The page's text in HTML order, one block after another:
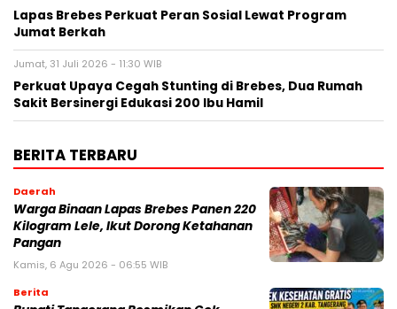
Lapas Brebes Perkuat Peran Sosial Lewat Program
Jumat Berkah
Jumat, 31 Juli 2026 - 11:30 WIB
Perkuat Upaya Cegah Stunting di Brebes, Dua Rumah
Sakit Bersinergi Edukasi 200 Ibu Hamil
BERITA TERBARU
Daerah
Warga Binaan Lapas Brebes Panen 220
Kilogram Lele, Ikut Dorong Ketahanan
Pangan
Kamis, 6 Agu 2026 - 06:55 WIB
Berita